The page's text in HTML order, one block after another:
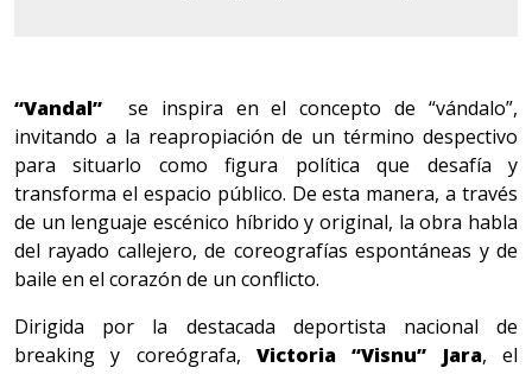
“Vandal” se inspira en el concepto de “vándalo”,
invitando a la reapropiación de un término despectivo
para situarlo como figura política que desafía y
transforma el espacio público. De esta manera, a través
de un lenguaje escénico híbrido y original, la obra habla
del rayado callejero, de coreografías espontáneas y de
baile en el corazón de un conflicto.
Dirigida por la destacada deportista nacional de
breaking y coreógrafa, Victoria “Visnu” Jara, el